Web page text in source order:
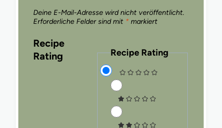
Deine E-Mail-Adresse wird nicht veröffentlicht.
Erforderliche Felder sind mit * markiert
Recipe
Rating
Recipe Rating